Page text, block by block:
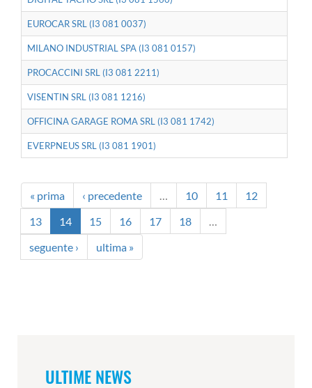
EUROCAR SRL (I3 081 0037)
MILANO INDUSTRIAL SPA (I3 081 0157)
PROCACCINI SRL (I3 081 2211)
VISENTIN SRL (I3 081 1216)
OFFICINA GARAGE ROMA SRL (I3 081 1742)
EVERPNEUS SRL (I3 081 1901)
« prima ‹ precedente 10 11
12
13
14 15 16 17 18
seguente ›
ultima »
ULTIME NEWS